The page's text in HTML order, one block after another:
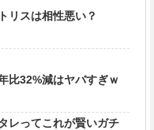
リスは相性悪い？
比32%減はヤバすぎｗ
レってこれが賢いガチ